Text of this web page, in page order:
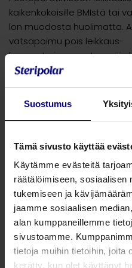
Suostumus
Tämä sivusto käyttää
Käytämme evästeitä
räätälöimiseen, sosiaalisen
tukemiseen ja
jaamme sosiaalisen
alan kumppaneillemme
sivustoamme.
tietoja muihin tietoihin, joita
kerätty, kun olet käyttänyt
kaikenkokoisille BMIstä tai
lon muodosta huolimatta.
vatsapoimu pois leikkaus-
haavasta ja parantaa näin
Erinomainen sektion
Edut synnyttäjälle:
Mahdollistaa
Ei häiritse imetystä
Voidaan asettaa
Voidaan käyttää myös
Hypoallerginen ja iho
Voidaan käyttää 14 vrk
Edut terveydenhuoltoon: